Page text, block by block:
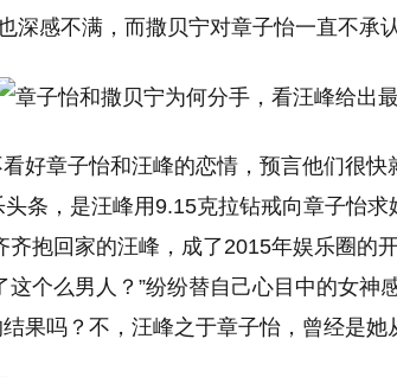
深感不满，而撒贝宁对章子怡一直不承
好章子怡和汪峰的恋情，预言他们很
条，是汪峰用9.15克拉钻戒向章子怡求
齐抱回家的汪峰，成了2015年娱乐圈的
这个么男人？”纷纷替自己心目中的女神
果吗？不，汪峰之于章子怡，曾经是她